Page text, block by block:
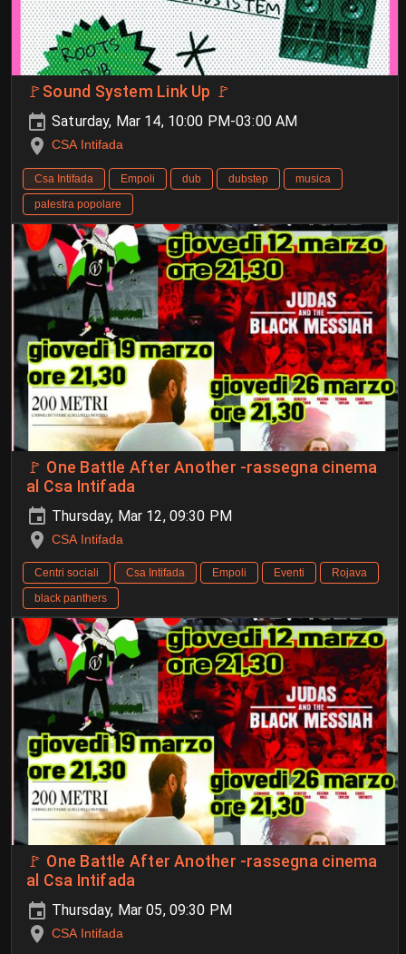
🚩Sound System Link Up 🚩
Saturday, Mar 14, 10:00 PM-03:00 AM
CSA Intifada
Csa Intifada Empoli dub dubstep
musica
palestra popolare
🚩 One Battle After Another -rassegna cinema
al Csa Intifada
Thursday, Mar 12, 09:30 PM
CSA Intifada
Centri sociali Csa Intifada Empoli Eventi
Rojava
black panthers
🚩 One Battle After Another -rassegna cinema
al Csa Intifada
Thursday, Mar 05, 09:30 PM
CSA Intifada